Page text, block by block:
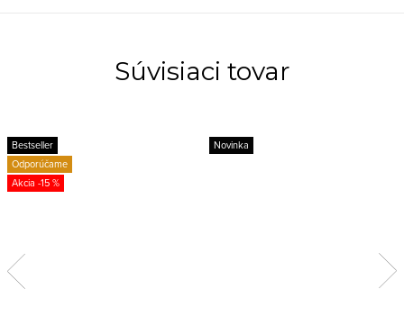
Súvisiaci tovar
Bestseller
Odporúčame
-15 %
Novinka